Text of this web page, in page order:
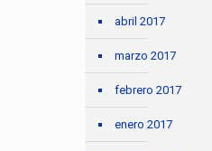
abril 2017
marzo 2017
febrero 2017
enero 2017